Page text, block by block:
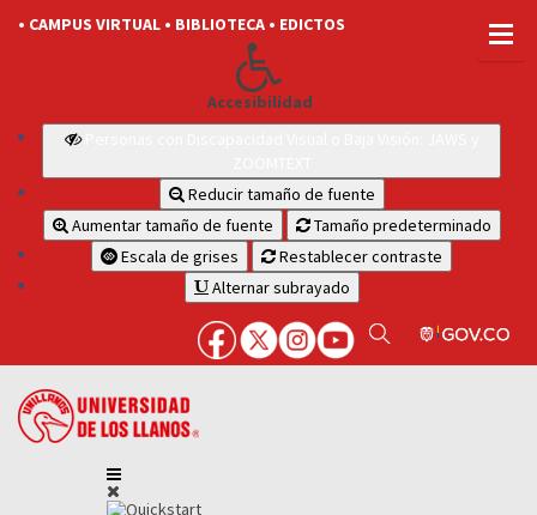
• CAMPUS VIRTUAL • BIBLIOTECA • EDICTOS
Accesibilidad
Reducir tamaño de fuente
Aumentar tamaño de fuente
Tamaño predeterminado
Escala de grises
Restablecer contraste
Alternar subrayado